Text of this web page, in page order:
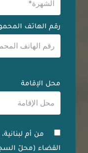
رقم الهاتف
محل الإقامة
من أم
القضاء (محلّ